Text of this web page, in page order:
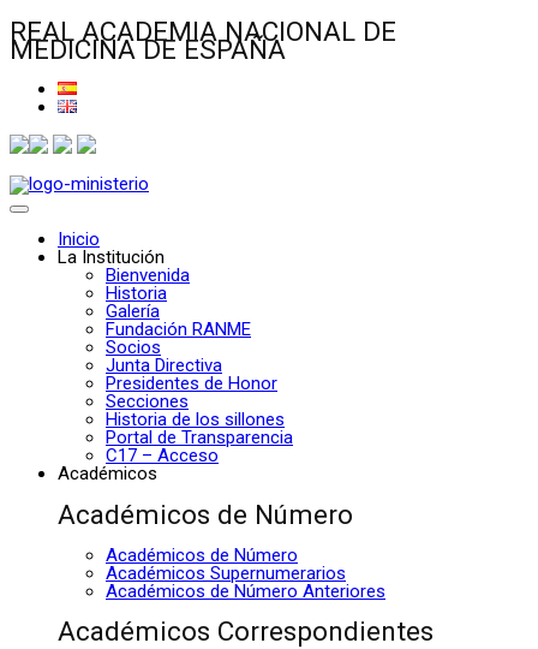
REAL ACADEMIA NACIONAL DE
MEDICINA DE ESPAÑA
Inicio
La Institución
Bienvenida
Historia
Galería
Fundación RANME
Socios
Junta Directiva
Presidentes de Honor
Secciones
Historia de los sillones
Portal de Transparencia
C17 – Acceso
Académicos
Académicos de Número
Académicos de Número
Académicos Supernumerarios
Académicos de Número Anteriores
Académicos Correspondientes